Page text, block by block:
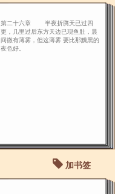
第二十六章 半夜折腾天已过四
更，几里过后东方天边已现鱼肚，晨
间微有薄雾，但这薄雾 要比那黝黑的
夜色好。
加书签